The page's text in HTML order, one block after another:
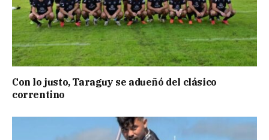
Con lo justo, Taraguy se adueñó del clásico
correntino